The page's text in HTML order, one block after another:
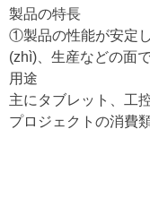
製品の特長
①製品の性能が安定し
(zhì)、生産などの面
用途
主にタブレット、
プロジェクトの消費類